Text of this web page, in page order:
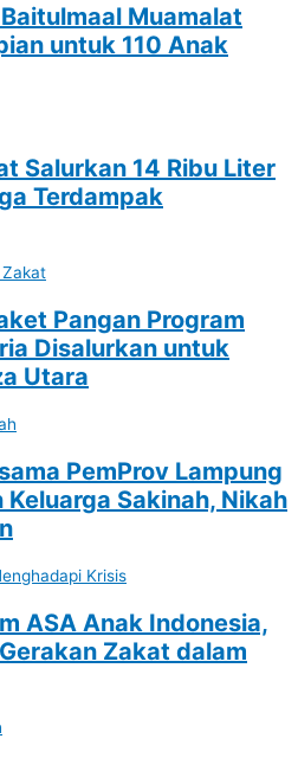
Muamalat
untuk 110 Anak
Salurkan 14 Ribu Liter
Terdampak
Pangan Program
Disalurkan untuk
Utara
PemProv Lampung
Sakinah, Nikah
ASA Anak Indonesia,
Zakat dalam